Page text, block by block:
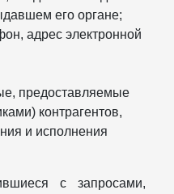
его органе;
адрес электронной
предоставляемые
контрагентов,
и исполнения
с запросами,